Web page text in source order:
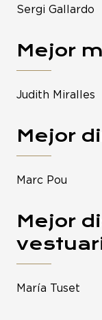
Sergi Gallardo
Mejor
Judith Miralles
Mejor
Marc Pou
Mejor
María Tuset